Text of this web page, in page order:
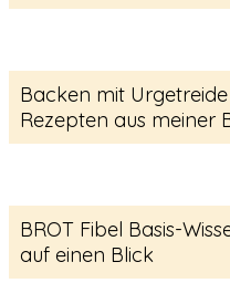
Backen mit
Rezepten aus meiner
BROT Fibel Basis-
auf einen Blick